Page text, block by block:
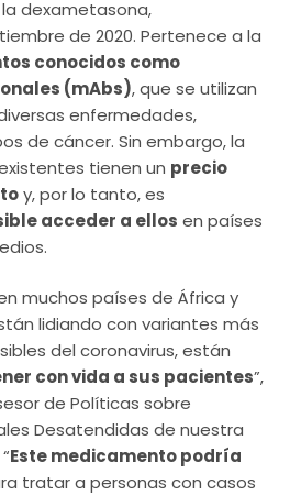
la dexametasona,
de 2020. Pertenece a la
conocidos como
(mAbs), que se utilizan
enfermedades,
de cáncer. Sin embargo, la
tienen un precio
y, por lo tanto, es
acceder a ellos en países
muchos países de África y
lidiando con variantes más
del coronavirus, están
con vida a sus pacientes”,
de Políticas sobre
Desatendidas de nuestra
Este medicamento podría
tratar a personas con casos